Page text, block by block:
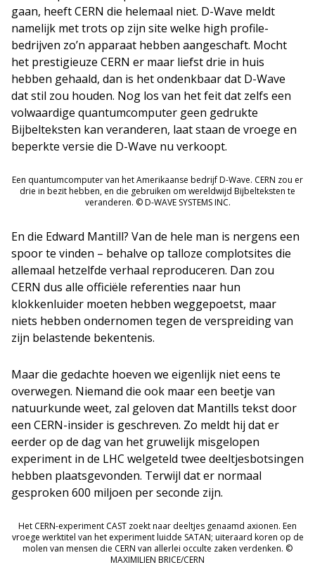
gaan, heeft CERN die helemaal niet. D-Wave meldt
namelijk met trots op zijn site welke high profile-
bedrijven zo’n apparaat hebben aangeschaft. Mocht
het prestigieuze CERN er maar liefst drie in huis
hebben gehaald, dan is het ondenkbaar dat D-Wave
dat stil zou houden. Nog los van het feit dat zelfs een
volwaardige quantumcomputer geen gedrukte
Bijbelteksten kan veranderen, laat staan de vroege en
beperkte versie die D-Wave nu verkoopt.
Een quantumcomputer van het Amerikaanse bedrijf D-Wave. CERN zou er
drie in bezit hebben, en die gebruiken om wereldwijd Bijbelteksten te
veranderen. © D-WAVE SYSTEMS INC.
En die Edward Mantill? Van de hele man is nergens een
spoor te vinden – behalve op talloze complotsites die
allemaal hetzelfde verhaal reproduceren. Dan zou
CERN dus alle officiële referenties naar hun
klokkenluider moeten hebben weggepoetst, maar
niets hebben ondernomen tegen de verspreiding van
zijn belastende bekentenis.
Maar die gedachte hoeven we eigenlijk niet eens te
overwegen. Niemand die ook maar een beetje van
natuurkunde weet, zal geloven dat Mantills tekst door
een CERN-insider is geschreven. Zo meldt hij dat er
eerder op de dag van het gruwelijk misgelopen
experiment in de LHC welgeteld twee deeltjesbotsingen
hebben plaatsgevonden. Terwijl dat er normaal
gesproken 600 miljoen per seconde zijn.
Het CERN-experiment CAST zoekt naar deeltjes genaamd axionen. Een
vroege werktitel van het experiment luidde SATAN; uiteraard koren op de
molen van mensen die CERN van allerlei occulte zaken verdenken. ©
MAXIMILIEN BRICE/CERN